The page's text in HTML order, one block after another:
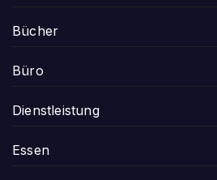
Bücher
Büro
Dienstleistung
Essen